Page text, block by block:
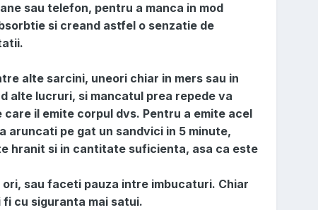
sau telefon, pentru a manca in mod
si creand astfel o senzatie de
alte sarcini, uneori chiar in mers sau in
alte lucruri, si mancatul prea repede va
il emite corpul dvs. Pentru a emite acel
aruncati pe gat un sandvici in 5 minute,
hranit si in cantitate suficienta, asa ca este
sau faceti pauza intre imbucaturi. Chiar
cu siguranta mai satui.